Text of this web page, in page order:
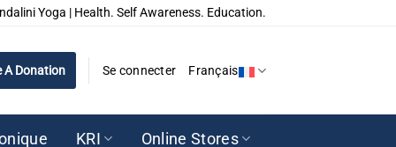
Yoga | Health. Self Awareness. Education.
A Donation Se connecter Français
KRI Online Stores